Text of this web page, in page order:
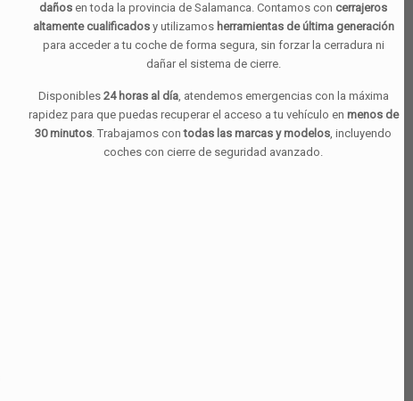
daños en toda la provincia de Salamanca. Contamos con cerrajeros
altamente cualificadosy utilizamos herramientas de última generación
para acceder a tu coche de forma segura, sin forzar la cerradura ni
dañar el sistema de cierre.
Disponibles 24 horas al día, atendemos emergencias con la máxima
rapidez para que puedas recuperar el acceso a tu vehículo en menos de
30 minutos. Trabajamos contodas las marcas y modelos, incluyendo
coches con cierre de seguridad avanzado.